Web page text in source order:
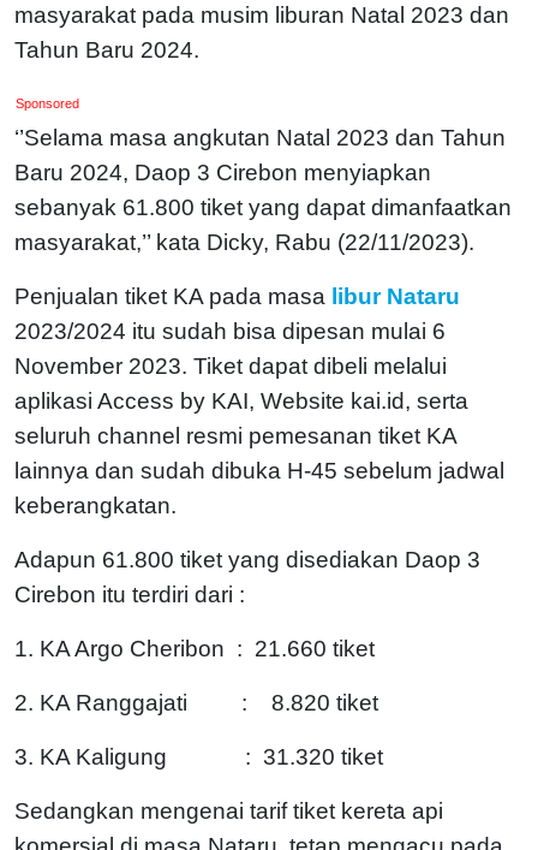
masyarakat pada musim liburan Natal 2023 dan
Tahun Baru 2024.
Sponsored
‘’Selama masa angkutan Natal 2023 dan Tahun
Baru 2024, Daop 3 Cirebon menyiapkan
sebanyak 61.800 tiket yang dapat dimanfaatkan
masyarakat,’’ kata Dicky, Rabu (22/11/2023).
Penjualan tiket KA pada masa libur Nataru
2023/2024 itu sudah bisa dipesan mulai 6
November 2023. Tiket dapat dibeli melalui
aplikasi Access by KAI, Website kai.id, serta
seluruh channel resmi pemesanan tiket KA
lainnya dan sudah dibuka H-45 sebelum jadwal
keberangkatan.
Adapun 61.800 tiket yang disediakan Daop 3
Cirebon itu terdiri dari :
1. KA Argo Cheribon : 21.660 tiket
2. KA Ranggajati : 8.820 tiket
3. KA Kaligung : 31.320 tiket
Sedangkan mengenai tarif tiket kereta api